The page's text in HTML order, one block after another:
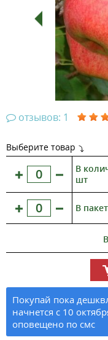
отзывов: 1
Выберите товар
В
шт
В
Покупай пока
начнется с 10
оповещено по смс